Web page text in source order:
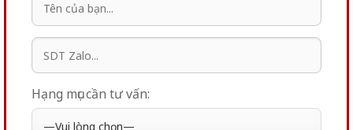
Hạng mục cần tư vấn: